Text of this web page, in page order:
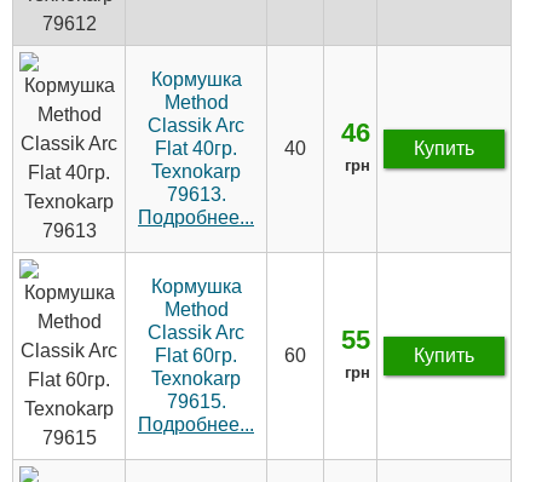
Кормушка
Method
Classik Arc
Flat 40гр.
Texnokarp
79613.
Подробнее...
40
46
грн
Купить
Кормушка
Method
Classik Arc
Flat 60гр.
Texnokarp
79615.
Подробнее...
60
55
грн
Купить